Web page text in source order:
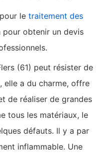
le traitement des
obtenir un devis
(61) peut résister de
elle a du charme, offre
de réaliser de grandes
tous les matériaux, le
défauts. Il y a par
inflammable. Une